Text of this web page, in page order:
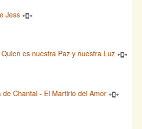
Jess
es nuestra Paz y nuestra Luz
Chantal - El Martirio del Amor